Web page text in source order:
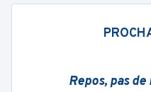
Repos, pas